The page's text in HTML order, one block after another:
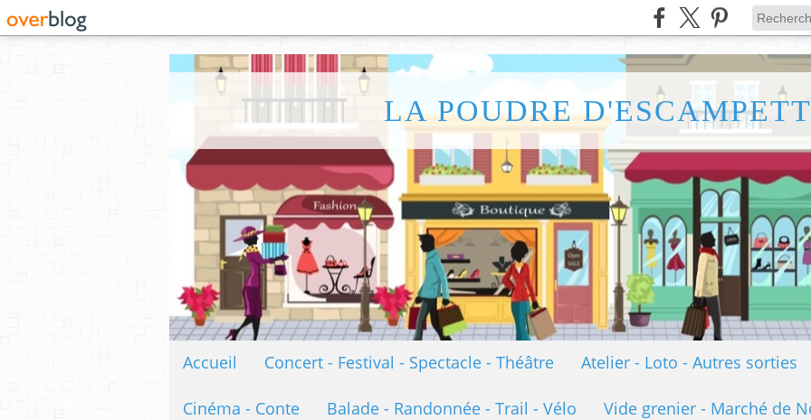
LA POUDRE
Accueil Concert - Festival - Spectacle - Théâtre Atelier - Loto - Autres sorties
Cinéma - Conte Balade - Randonnée - Trail - Vélo Vide grenier - Marché de